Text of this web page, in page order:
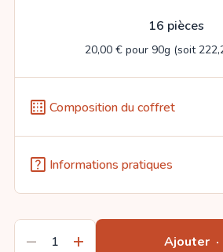
16 pièces
20,00 € pour 90g (soit
background_dot_small Composition du coffret
help_center Informations pratiques
remove add Ajouter ·